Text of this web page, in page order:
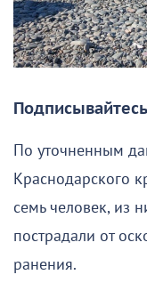
По уточненным
Краснодарского
семь человек, из
пострадали от
ранения.